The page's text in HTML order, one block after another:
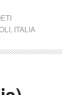
, ITALIA